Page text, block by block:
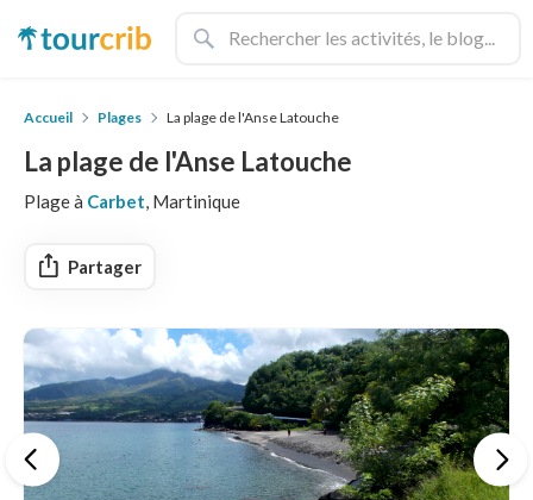
Accueil Plages La plage de l'Anse Latouche
La plage de l'Anse Latouche
Plage à Carbet, Martinique
Partager